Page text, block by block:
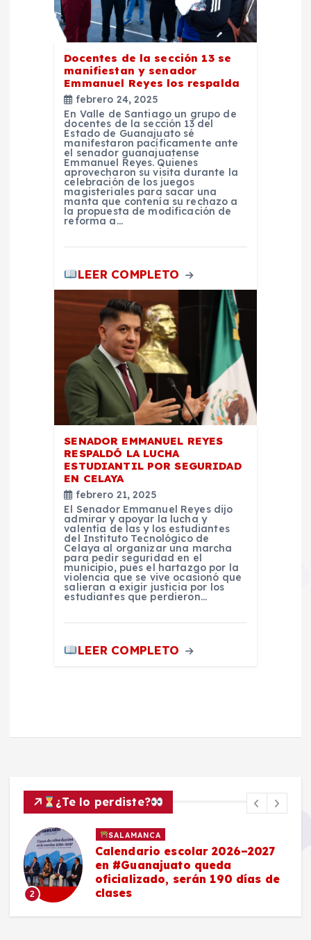
Docentes de la sección 13 se
manifiestan y senador
Emmanuel Reyes los respalda
febrero 24, 2025
En Valle de Santiago un grupo de
docentes de la sección 13 del
Estado de Guanajuato sé
manifestaron pacíficamente ante
el senador guanajuatense
Emmanuel Reyes. Quienes
aprovecharon su visita durante la
celebración de los juegos
magisteriales para sacar una
manta que contenía su rechazo a
la propuesta de modificación de
reforma a…
LEER COMPLETO
SENADOR EMMANUEL REYES
RESPALDÓ LA LUCHA
ESTUDIANTIL POR SEGURIDAD
EN CELAYA
febrero 21, 2025
El Senador Emmanuel Reyes dijo
admirar y apoyar la lucha y
valentía de las y los estudiantes
del Instituto Tecnológico de
Celaya al organizar una marcha
para pedir seguridad en el
municipio, pues el hartazgo por la
violencia que se vive ocasionó que
salieran a exigir justicia por los
estudiantes que perdieron…
LEER COMPLETO
¿Te lo perdiste?
2
SALAMANCA
Calendario escolar 2026–2027
en #Guanajuato queda
oficializado, serán 190 días de
clases